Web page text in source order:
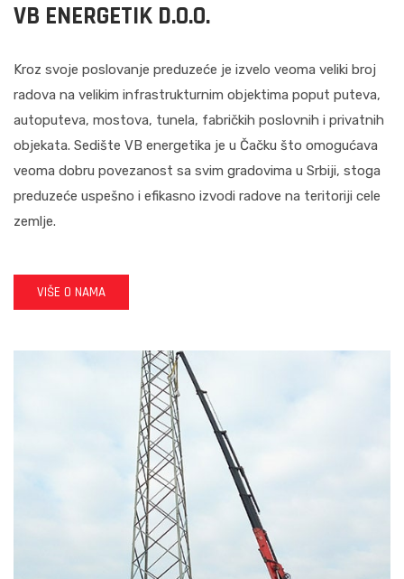
VB ENERGETIK D.O.O.
Kroz svoje poslovanje preduzeće je izvelo veoma veliki broj
radova na velikim infrastrukturnim objektima poput puteva,
autoputeva, mostova, tunela, fabričkih poslovnih i privatnih
objekata. Sedište VB energetika je u Čačku što omogućava
veoma dobru povezanost sa svim gradovima u Srbiji, stoga
preduzeće uspešno i efikasno izvodi radove na teritoriji cele
zemlje.
VIŠE O NAMA